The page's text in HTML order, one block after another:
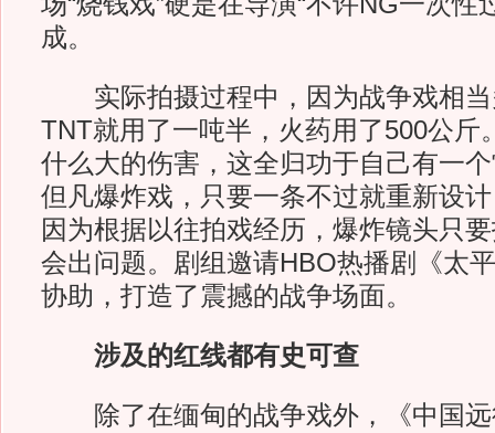
成。
实际拍摄过程中，因为战争戏相当
TNT就用了一吨半，火药用了500公斤
什么大的伤害，这全归功于自己有一
但凡爆炸戏，只要一条不过就重新设
因为根据以往拍戏经历，爆炸镜头只
会出问题。剧组邀请HBO热播剧《太
协助，打造了震撼的战争场面。
涉及的红线都有史可查
除了在缅甸的战争戏外，《中国远